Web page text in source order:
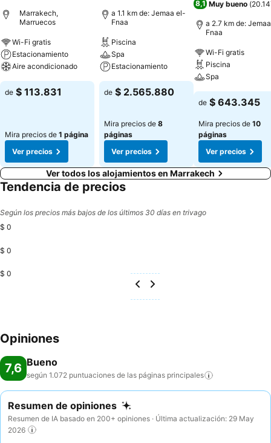
Marrakech,
Marruecos
Wi-Fi gratis
Estacionamiento
Aire acondicionado
de $ 113.831
Mira precios de 1 página
Ver precios
a 1.1 km de: Jemaa el-
Fnaa
Piscina
Spa
Estacionamiento
de $ 2.565.880
Mira precios de 8
páginas
Ver precios
8,1 Muy bueno (
a 2.7 km de:
Fnaa
Wi-Fi gratis
Piscina
Spa
de $ 643.345
Mira precios de 10
páginas
Ver precios
Ver todos los alojamientos en Marrakech
Tendencia de precios
Según los precios más bajos de los últimos 30 días en trivago
$ 0
$ 0
$ 0
Opiniones
7,6 Bueno
según 1.072 puntuaciones de las páginas principales
Resumen de opiniones
Resumen de IA basado en 200+ opiniones · Última actualización: 29 May
2026